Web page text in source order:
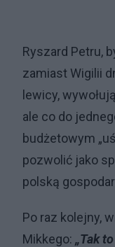
Ryszard Petru,
zamiast Wigilii
lewicy,
ale co do
budżetowym
pozwolić jako
polską
Po raz kolejny,
Mikkego: „Tak